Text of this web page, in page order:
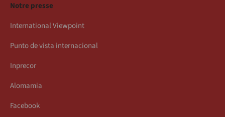
Notre presse
International Viewpoint
Punto de vista internacional
Inprecor
Alomamia
Facebook